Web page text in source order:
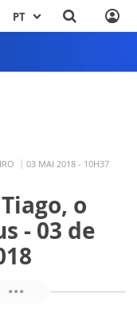
PT
03 MAI 2018 - 10H37
o
- 03 de